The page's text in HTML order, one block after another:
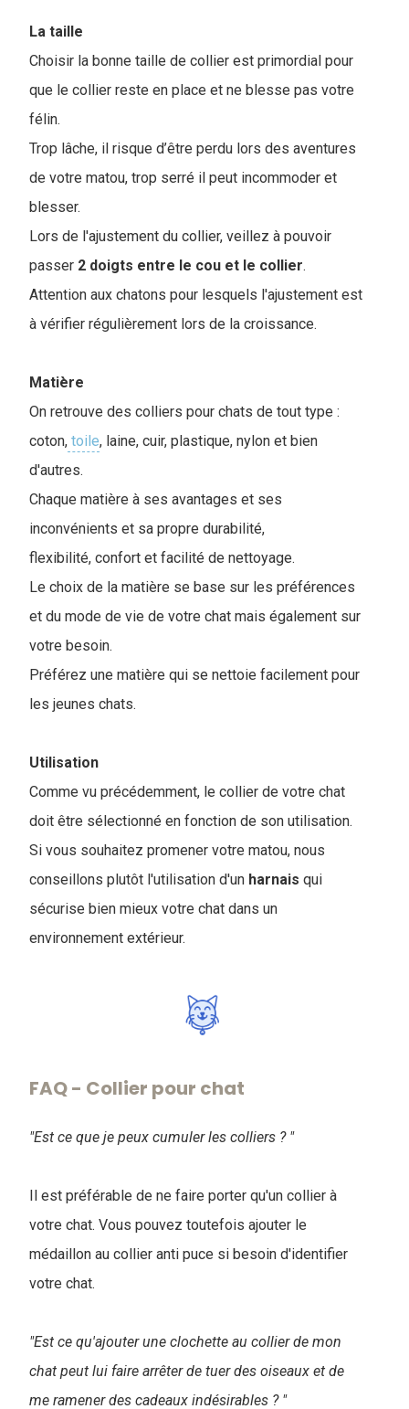
La taille
Choisir la bonne taille de collier est primordial pour
que le collier reste en place et ne blesse pas votre
félin.
Trop lâche, il risque d’être perdu lors des aventures
de votre matou, trop serré il peut incommoder et
blesser.
Lors de l'ajustement du collier, veillez à pouvoir
passer 2 doigts entre le cou et le collier.
Attention aux chatons pour lesquels l'ajustement est
à vérifier régulièrement lors de la croissance.
Matière
On retrouve des colliers pour chats de tout type :
coton, toile, laine, cuir, plastique, nylon et bien
d'autres.
Chaque matière à ses avantages et ses
inconvénients et sa propre durabilité,
flexibilité, confort et facilité de nettoyage.
Le choix de la matière se base sur les préférences
et du mode de vie de votre chat mais également sur
votre besoin.
Préférez une matière qui se nettoie facilement pour
les jeunes chats.
Utilisation
Comme vu précédemment, le collier de votre chat
doit être sélectionné en fonction de son utilisation.
Si vous souhaitez promener votre matou, nous
conseillons plutôt l'utilisation d'un harnais qui
sécurise bien mieux votre chat dans un
environnement extérieur.
FAQ - Collier pour chat
"Est ce que je peux cumuler les colliers ? "
Il est préférable de ne faire porter qu'un collier à
votre chat. Vous pouvez toutefois ajouter le
médaillon au collier anti puce si besoin d'identifier
votre chat.
"Est ce qu'ajouter une clochette au collier de mon
chat peut lui faire arrêter de tuer des oiseaux et de
me ramener des cadeaux indésirables ? "